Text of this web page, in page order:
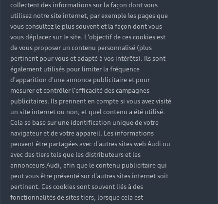
collectent des informations sur la façon dont vous
utilisez notre site internet, par exemple les pages que
vous consultez le plus souvent et la façon dont vous
vous déplacez sur le site. L'objectif de ces cookies est
de vous proposer un contenu personnalisé (plus
pertinent pour vous et adapté à vos intérêts). Ils sont
également utilisés pour limiter la fréquence
d'apparition d'une annonce publicitaire et pour
mesurer et contrôler l'efficacité des campagnes
publicitaires. Ils prennent en compte si vous avez visité
un site internet ou non, et quel contenu a été utilisé.
Cela se base sur une identification unique de votre
navigateur et de votre appareil. Les informations
peuvent être partagées avec d'autres sites web Audi ou
avec des tiers tels que les distributeurs et les
annonceurs Audi, afin que le contenu publicitaire qui
peut vous être présenté sur d'autres sites internet soit
pertinent. Ces cookies sont souvent liés à des
fonctionnalités de sites tiers, lorsque cela est